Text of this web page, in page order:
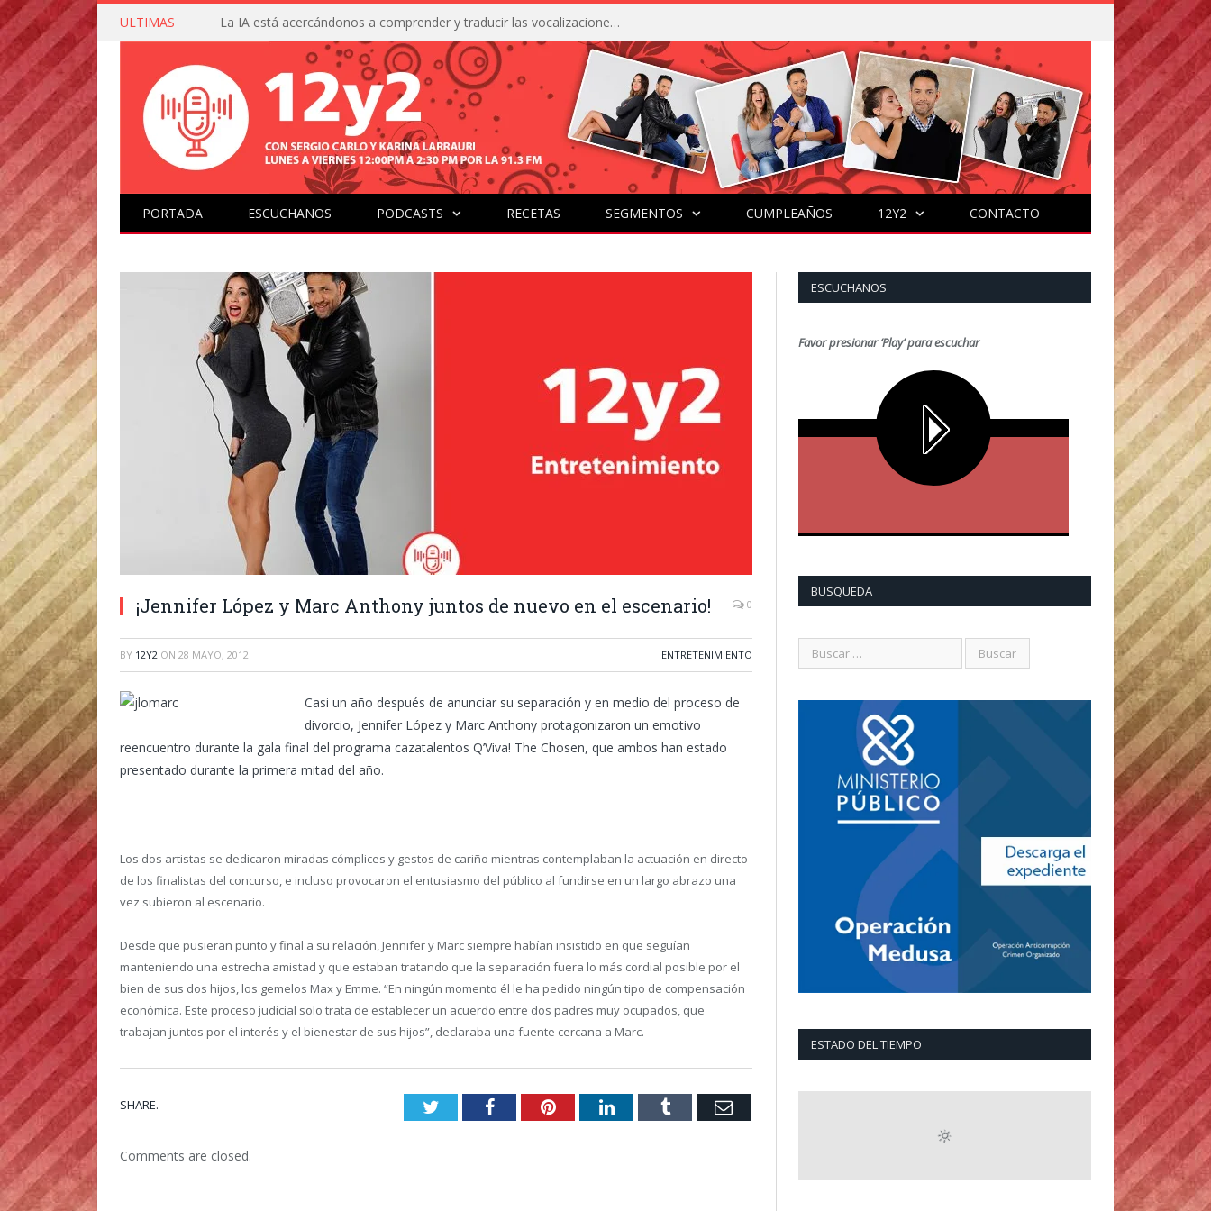
ULTIMAS La IA está acercándonos a comprender y traducir las vocalizaciones y comportamientos de nuestras mascotas
PORTADA ESCUCHANOS PODCASTS RECETAS SEGMENTOS CUMPLEAÑOS 12Y2 CONTACTO
¡Jennifer López y Marc Anthony juntos de nuevo en el escenario! 0
BY 12Y2 ON 28 MAYO, 2012 ENTRETENIMIENTO
Casi un año después de anunciar su separación y en medio del proceso de
divorcio, Jennifer López y Marc Anthony protagonizaron un emotivo
reencuentro durante la gala final del programa cazatalentos Q’Viva! The Chosen, que ambos han estado
presentado durante la primera mitad del año.
Los dos artistas se dedicaron miradas cómplices y gestos de cariño mientras contemplaban la actuación en directo
de los finalistas del concurso, e incluso provocaron el entusiasmo del público al fundirse en un largo abrazo una
vez subieron al escenario.
Desde que pusieran punto y final a su relación, Jennifer y Marc siempre habían insistido en que seguían
manteniendo una estrecha amistad y que estaban tratando que la separación fuera lo más cordial posible por el
bien de sus dos hijos, los gemelos Max y Emme. “En ningún momento él le ha pedido ningún tipo de compensación
económica. Este proceso judicial solo trata de establecer un acuerdo entre dos padres muy ocupados, que
trabajan juntos por el interés y el bienestar de sus hijos”, declaraba una fuente cercana a Marc.
SHARE. TwitterFacebookPinterestLinkedInTumblr Email
Comments are closed.
ESCUCHANOS
Favor presionar ‘Play’ para escuchar
BUSQUEDA
ESTADO DEL TIEMPO